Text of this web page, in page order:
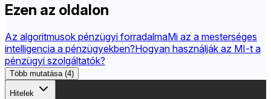
Ezen az oldalon
Az algoritmusok pénzügyi forradalmaMi az a mesterséges
intelligencia a pénzügyekben?Hogyan használják az MI-t a
pénzügyi szolgáltatók?
Több mutatása (4)
Hitelek